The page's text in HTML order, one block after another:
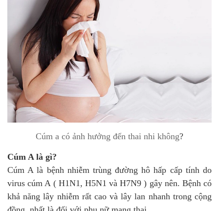
Cúm a có ảnh hưởng đến thai nhi không?
Cúm A là gì?
Cúm A là bệnh nhiễm trùng đường hô hấp cấp tính do
virus cúm A ( H1N1, H5N1 và H7N9 ) gây nên. Bệnh có
khả năng lây nhiễm rất cao và lây lan nhanh trong cộng